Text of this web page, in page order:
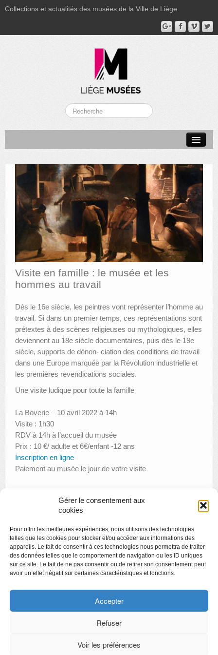
Gérer le consentement aux
cookies
Pour offrir les meilleures expériences, nous utilisons des technologies
telles que les cookies pour stocker et/ou accéder aux informations des
appareils. Le fait de consentir à ces technologies nous permettra de traiter
des données telles que le comportement de navigation ou les ID uniques
sur ce site. Le fait de ne pas consentir ou de retirer son consentement peut
avoir un effet négatif sur certaines caractéristiques et fonctions.
Accepter
Refuser
Voir les préférences
Collections et actualités des musées de la Ville de Liège
MUSÉE GRÉTRY
MUSÉE DU LUMINAIRE
FONDS PATRIMONIAUX
AUTRES LIEUX
ANIMATIONS DES MUSÉES
PUBLICATIONS
LE PORTAIL DES COLLECTIONS
Visite en famille : le musée et les
hommes au travail
Dès le 16e siècle, les peintres vont représenter l’homme au
travail. Si dans un premier temps, ces représentations sont
prétextes à des scènes religieuses ou mythologiques, elles
deviennent au 18e siècle documentaires, puis dès le 19e
siècle, supports de dénon- ciation des conditions de travail
dans une Europe marquée par la Révolution industrielle et
les premières revendications sociales.
Une visite ludique pour toute la famille
La Boverie – 10 avril 2022 à 14h
Visite : 1h30
RDV à 14h à l’accueil du musée
Prix : 10 €/ adulte et 6€/enfant -12 ans
Inscription en ligne
Paiement au musée le jour de votre visite
Visite thématique : l’art et la femme dans les beaux-arts
Conférence : Des hiéroglyphes aux néo-hiéroglyphes de la
Renaissance
Copyright
Politique de confidentialité
Chartes des engagements des opérateurs culturels